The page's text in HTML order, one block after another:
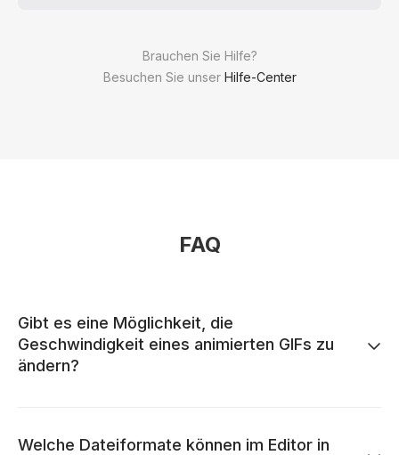
Brauchen Sie Hilfe?
Besuchen Sie unser Hilfe-Center
FAQ
Gibt es eine Möglichkeit, die
Geschwindigkeit eines animierten GIFs zu
ändern?
Welche Dateiformate können im Editor in